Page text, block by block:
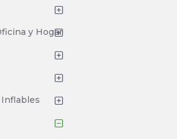
y Hogar